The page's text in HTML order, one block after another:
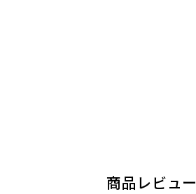
商品レビュー